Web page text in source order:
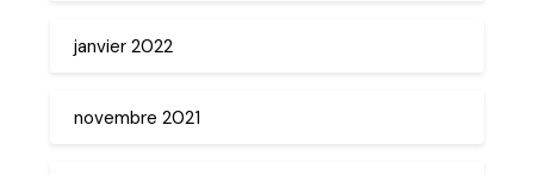
janvier 2022
novembre 2021